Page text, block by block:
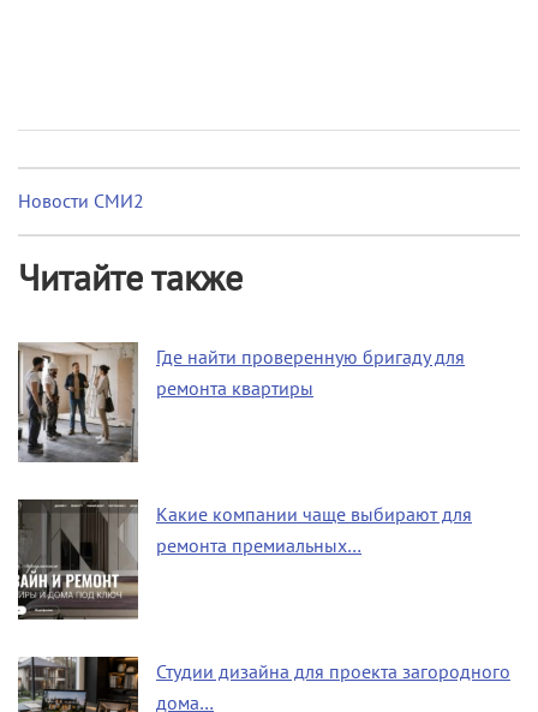
Новости СМИ2
Читайте также
Где найти проверенную бригаду для
ремонта квартиры
Какие компании чаще выбирают для
ремонта премиальных…
Студии дизайна для проекта загородного
дома…